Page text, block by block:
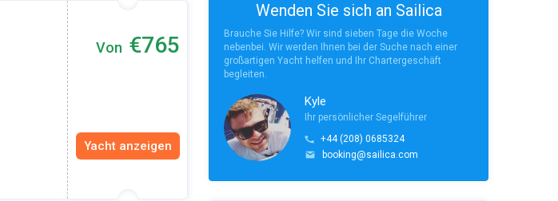
Von €765
Yacht anzeigen
Wenden Sie sich an Sailica
Brauche Sie Hilfe? Wir sind sieben Tage die Woche
nebenbei. Wir werden Ihnen bei der Suche nach einer
großartigen Yacht helfen und Ihr Chartergeschäft
begleiten.
Kyle
Ihr persönlicher Segelführer
+44 (208) 0685324
booking@sailica.com